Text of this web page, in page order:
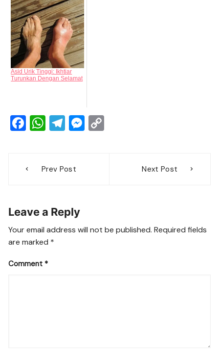
Asid Urik Tinggi: Ikhtiar
Turunkan Dengan Selamat
F
e
o
k
W
s
p
T
gr
M
navigation
Prev Post Next Post
Leave a Reply
Your email address will not be published. Required fields
are marked *
Comment *